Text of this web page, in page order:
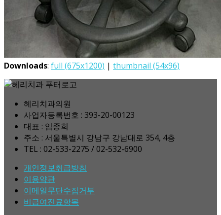
Downloads: full (675x1200) | thumbnail (54x96)
헤리치과의원
사업자등록번호 : 393-20-00123
대표 : 임종희
주소 : 서울특별시 강남구 강남대로 354, 4층
TEL : 02-533-2275 / 02-532-6900
개인정보취급방침
이용약관
이메일무단수집거부
비급여진료항목